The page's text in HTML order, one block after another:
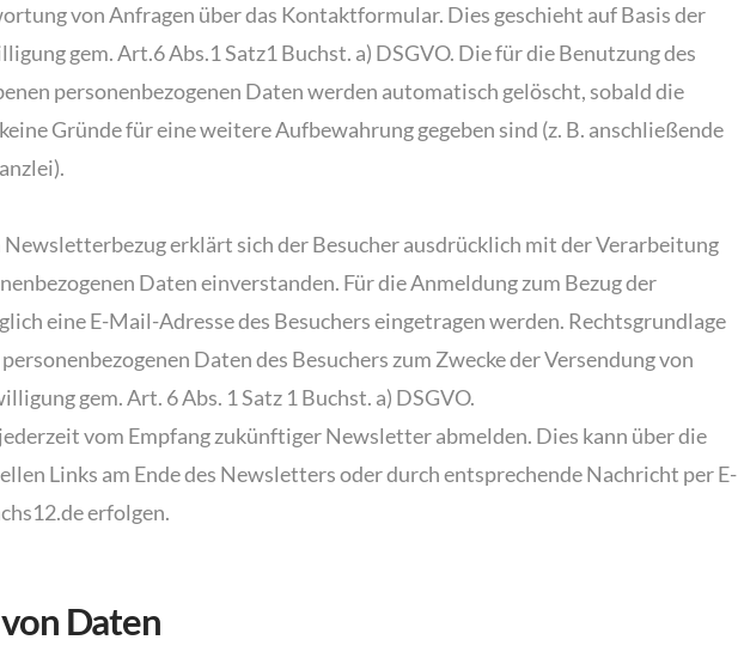
von Anfragen über das Kontaktformular. Dies geschieht auf Basis der
gem. Art.6 Abs.1 Satz1 Buchst. a) DSGVO. Die für die Benutzung des
personenbezogenen Daten werden automatisch gelöscht, sobald die
Gründe für eine weitere Aufbewahrung gegeben sind (z. B. anschließende
erklärt sich der Besucher ausdrücklich mit der Verarbeitung
Daten einverstanden. Für die Anmeldung zum Bezug der
eine E-Mail-Adresse des Besuchers eingetragen werden. Rechtsgrundlage
Daten des Besuchers zum Zwecke der Versendung von
gem. Art. 6 Abs. 1 Satz 1 Buchst. a) DSGVO.
vom Empfang zukünftiger Newsletter abmelden. Dies kann über die
Links am Ende des Newsletters oder durch entsprechende Nachricht per E-
erfolgen.
Daten